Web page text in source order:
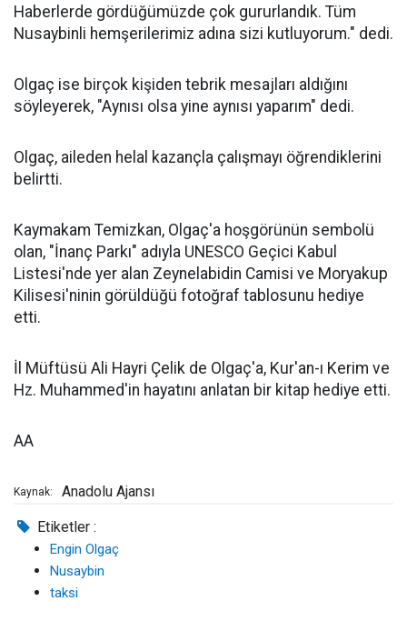
Haberlerde gördüğümüzde çok gururlandık. Tüm
Nusaybinli hemşerilerimiz adına sizi kutluyorum." dedi.
Olgaç ise birçok kişiden tebrik mesajları aldığını
söyleyerek, "Aynısı olsa yine aynısı yaparım" dedi.
Olgaç, aileden helal kazançla çalışmayı öğrendiklerini
belirtti.
Kaymakam Temizkan, Olgaç'a hoşgörünün sembolü
olan, "İnanç Parkı" adıyla UNESCO Geçici Kabul
Listesi'nde yer alan Zeynelabidin Camisi ve Moryakup
Kilisesi'ninin görüldüğü fotoğraf tablosunu hediye
etti.
İl Müftüsü Ali Hayri Çelik de Olgaç'a, Kur'an-ı Kerim ve
Hz. Muhammed'in hayatını anlatan bir kitap hediye etti.
AA
Kaynak: Anadolu Ajansı
Etiketler :
Engin Olgaç
Nusaybin
taksi